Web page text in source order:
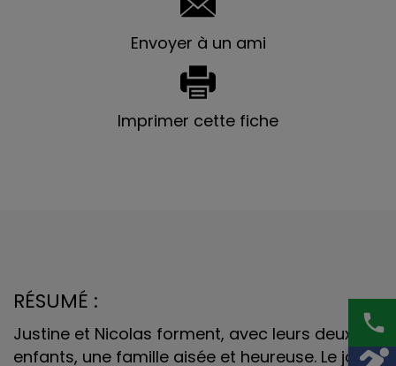
Envoyer à un ami
Imprimer cette fiche
RÉSUMÉ :
Justine et Nicolas forment, avec leurs deux
enfants, une famille aisée et heureuse. Le jour
phone